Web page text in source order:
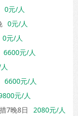
0元/人
0元/人
0元/人
6600元/人
6600元/人
元/人
7晚8日 2080元/人